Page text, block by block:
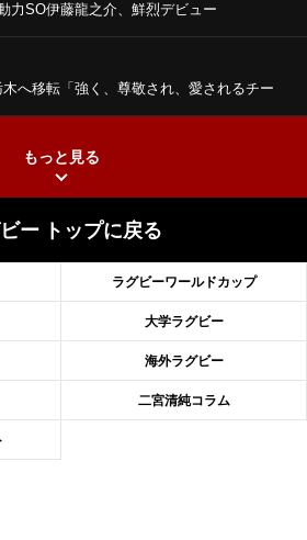
力SO伊藤龍之介、鮮烈デビュー
へ移転「強く、尊敬され、愛されるチー
引退「27年W杯の主審、遠のいた夢」
のりデイブ・レニーHCの功績と財産
死去「信は力なり」骨太の教育方針
もっと見る
ー トップに戻る
ラグビーワールドカップ
大学ラグビー
海外ラグビー
二宮清純コラム